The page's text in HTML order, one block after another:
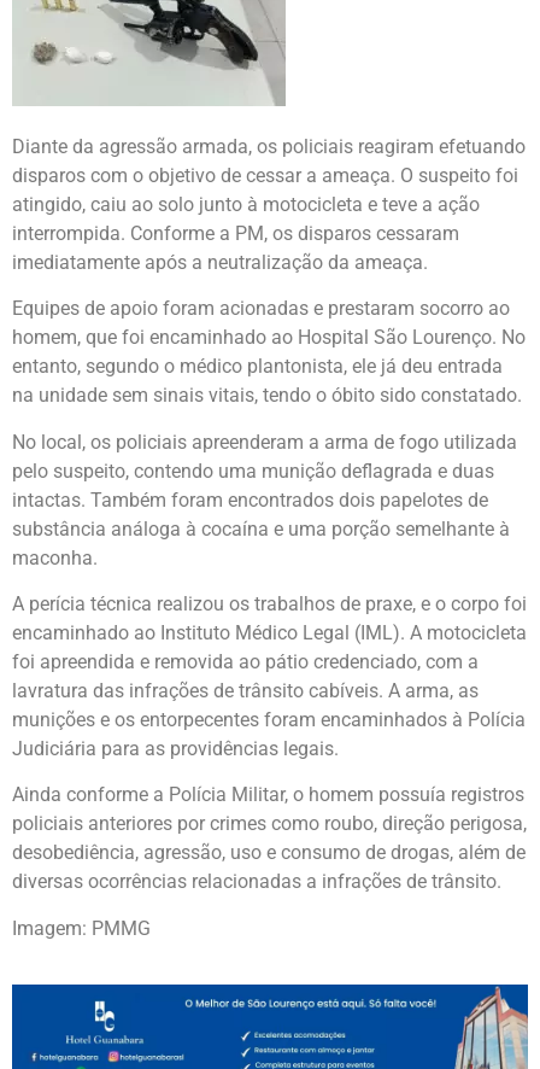
Diante da agressão armada, os policiais reagiram efetuando
disparos com o objetivo de cessar a ameaça. O suspeito foi
atingido, caiu ao solo junto à motocicleta e teve a ação
interrompida. Conforme a PM, os disparos cessaram
imediatamente após a neutralização da ameaça.
Equipes de apoio foram acionadas e prestaram socorro ao
homem, que foi encaminhado ao Hospital São Lourenço. No
entanto, segundo o médico plantonista, ele já deu entrada
na unidade sem sinais vitais, tendo o óbito sido constatado.
No local, os policiais apreenderam a arma de fogo utilizada
pelo suspeito, contendo uma munição deflagrada e duas
intactas. Também foram encontrados dois papelotes de
substância análoga à cocaína e uma porção semelhante à
maconha.
A perícia técnica realizou os trabalhos de praxe, e o corpo foi
encaminhado ao Instituto Médico Legal (IML). A motocicleta
foi apreendida e removida ao pátio credenciado, com a
lavratura das infrações de trânsito cabíveis. A arma, as
munições e os entorpecentes foram encaminhados à Polícia
Judiciária para as providências legais.
Ainda conforme a Polícia Militar, o homem possuía registros
policiais anteriores por crimes como roubo, direção perigosa,
desobediência, agressão, uso e consumo de drogas, além de
diversas ocorrências relacionadas a infrações de trânsito.
Imagem: PMMG